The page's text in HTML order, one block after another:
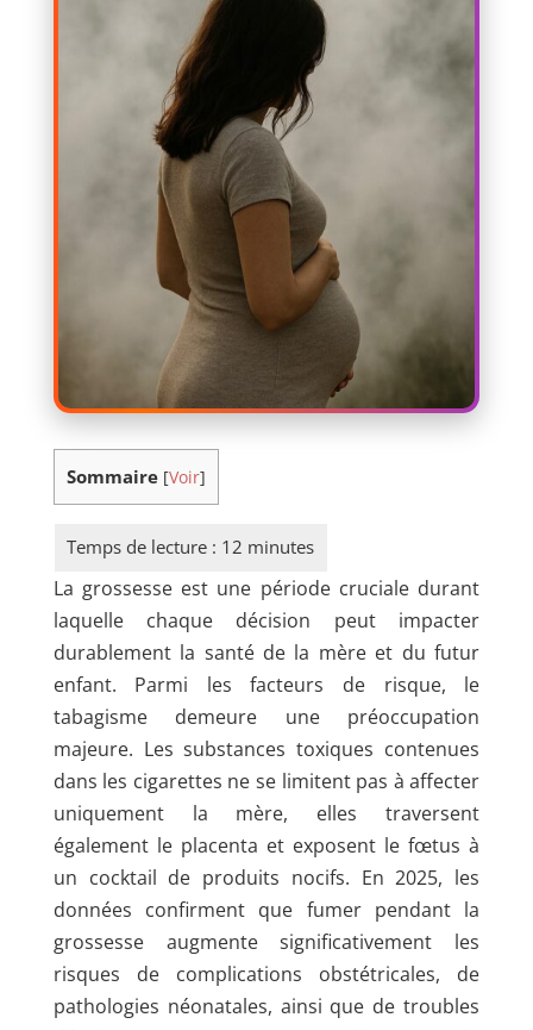
Sommaire [Voir]
La grossesse est une période cruciale durant
laquelle chaque décision peut impacter
durablement la santé de la mère et du futur
enfant. Parmi les facteurs de risque, le
tabagisme demeure une préoccupation
majeure. Les substances toxiques contenues
dans les cigarettes ne se limitent pas à affecter
uniquement la mère, elles traversent
également le placenta et exposent le fœtus à
un cocktail de produits nocifs. En 2025, les
données confirment que fumer pendant la
grossesse augmente significativement les
risques de complications obstétricales, de
pathologies néonatales, ainsi que de troubles